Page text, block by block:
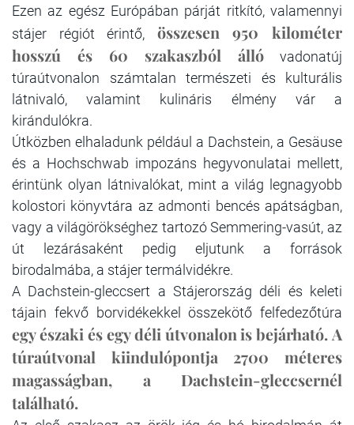
Ezen az egész Európában párját ritkító, valamennyi
stájer régiót érintő, összesen 950 kilométer
hosszú és 60 szakaszból álló vadonatúj
túraútvonalon számtalan természeti és kulturális
látnivaló, valamint kulináris élmény vár a
kirándulókra.
Útközben elhaladunk például a Dachstein, a Gesäuse
és a Hochschwab impozáns hegyvonulatai mellett,
érintünk olyan látnivalókat, mint a világ legnagyobb
kolostori könyvtára az admonti bencés apátságban,
vagy a világörökséghez tartozó Semmering­-vasút, az
út lezárásaként pedig eljutunk a források
birodalmába, a stájer termálvidékre.
A Dachstein-gleccsert a Stájerország déli és keleti
tájain fekvő borvidékekkel összekötő felfedezőtúra
egy északi és egy déli útvonalon is bejárható. A
túraútvonal kiindulópontja 2700 méteres
magasságban, a Dachstein-gleccsernél
található.